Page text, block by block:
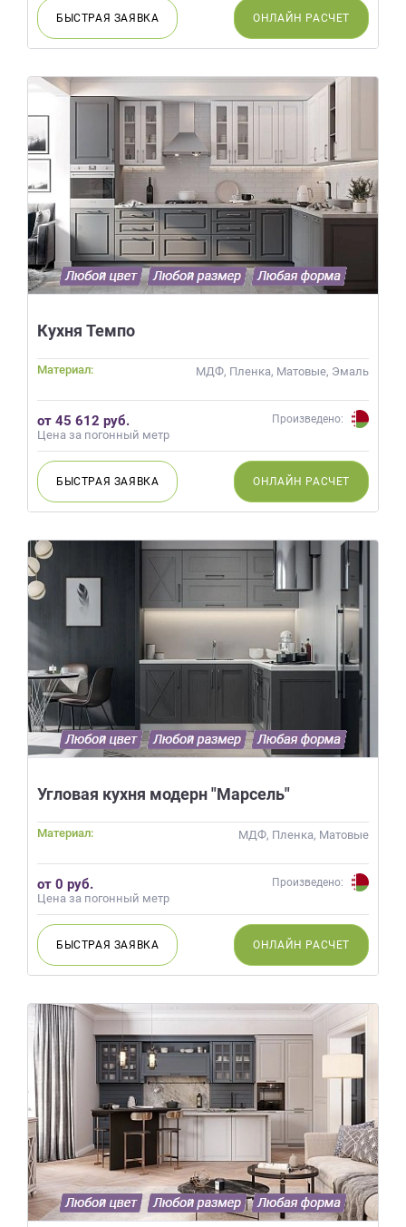
БЫСТРАЯ ЗАЯВКА ОНЛАЙН РАСЧЕТ
Кухня Темпо
Материал: МДФ, Пленка, Матовые, Эмаль
от 45 612 руб.
Цена за погонный метр
Произведено:
БЫСТРАЯ ЗАЯВКА ОНЛАЙН РАСЧЕТ
Угловая кухня модерн "Марсель"
Материал: МДФ, Пленка, Матовые
от 0 руб.
Цена за погонный метр
Произведено:
БЫСТРАЯ ЗАЯВКА ОНЛАЙН РАСЧЕТ